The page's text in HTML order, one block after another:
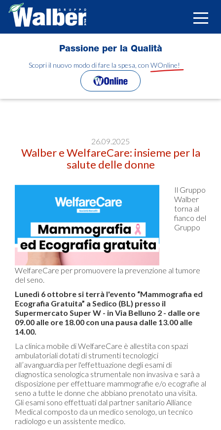
Salta
contenuto
Toggle
Passione per la Qualità
Scopri il nuovo modo di fare la spesa, con WOnline!
26.09.2025
Walber e WelfareCare: insieme per la
salute delle donne
Il Gruppo
Walber
torna al
fianco del
Gruppo
WelfareCare per promuovere la prevenzione al tumore
del seno.
Lunedì 6 ottobre si terrà l'evento “Mammografia ed
Ecografia Gratuita” a Sedico (BL) presso il
Supermercato Super W - in Via Belluno 2 - dalle ore
09.00 alle ore 18.00 con una pausa dalle 13.00 alle
14.00.
La clinica mobile di WelfareCare è allestita con spazi
ambulatoriali dotati di strumenti tecnologici
all’avanguardia per l'effettuazione degli esami di
diagnostica senologica strumentale non invasiva e sarà a
disposizione per effettuare mammografie e/o ecografie al
seno a tutte le donne che abbiano prenotato una visita.
Gli esami sono effettuati dal partner sanitario Alliance
Medical composto da un medico senologo, un tecnico
radiologo e un assistente medico.